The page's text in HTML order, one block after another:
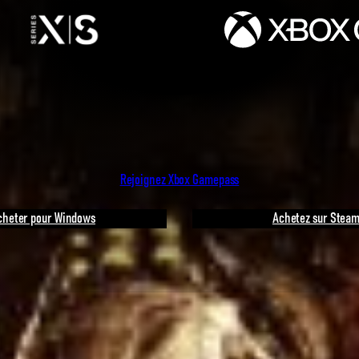
Rejoignez Xbox Gamepass
pour Windows Achetez sur